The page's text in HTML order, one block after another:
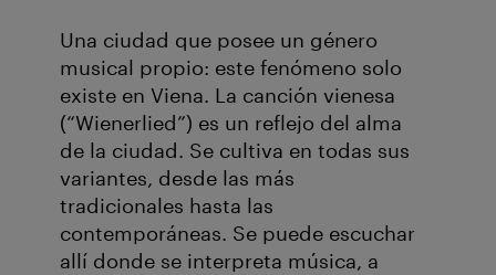
Una ciudad que posee un género
musical propio: este fenómeno solo
existe en Viena. La canción vienesa
(“Wienerlied”) es un reflejo del alma
de la ciudad. Se cultiva en todas sus
variantes, desde las más
tradicionales hasta las
contemporáneas. Se puede escuchar
allí donde se interpreta música, a